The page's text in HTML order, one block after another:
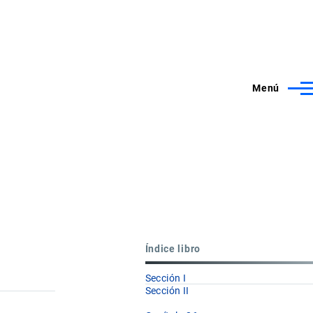
Menú
Índice libro
Sección I
Sección II